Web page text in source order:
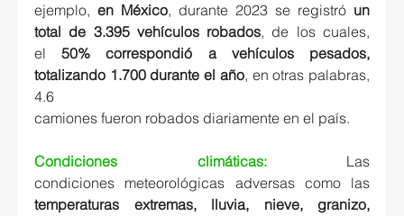
ejemplo, en México, durante 2023 se registró un
total de 3.395 vehículos robados, de los cuales,
el 50% correspondió a vehículos pesados,
totalizando 1.700 durante el año, en otras palabras,
4.6
camiones fueron robados diariamente en el país.
Condiciones climáticas:
Las
temperaturas extremas, lluvia, nieve, granizo,